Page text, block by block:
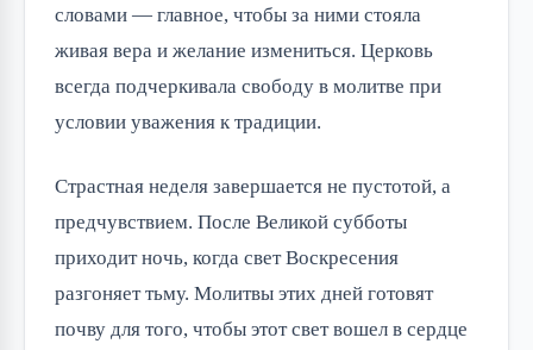
словами — главное, чтобы за ними стояла
живая вера и желание измениться. Церковь
всегда подчеркивала свободу в молитве при
условии уважения к традиции.
Страстная неделя завершается не пустотой, а
предчувствием. После Великой субботы
приходит ночь, когда свет Воскресения
разгоняет тьму. Молитвы этих дней готовят
почву для того, чтобы этот свет вошел в сердце